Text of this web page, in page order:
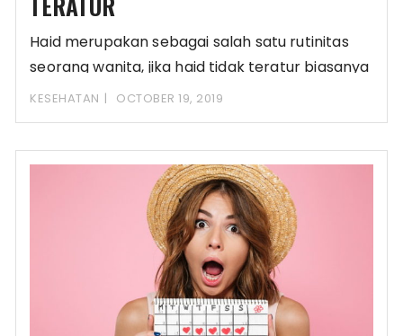
Haid merupakan sebagai salah satu rutinitas
seorang wanita, jika haid tidak teratur biasanya
wanita juga
KESEHATAN OCTOBER 19, 2019